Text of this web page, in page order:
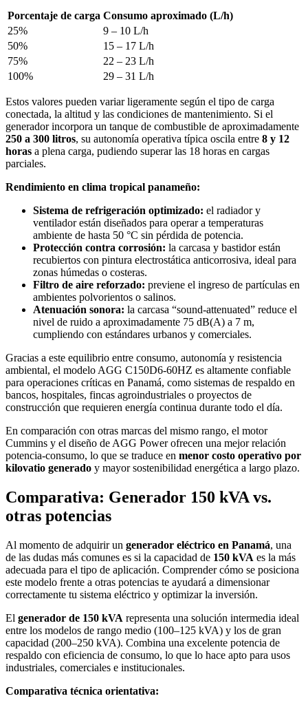
Porcentaje de carga Consumo aproximado (L/h)
25%
9 – 10 L/h
50%
15 – 17 L/h
75%
22 – 23 L/h
100%
29 – 31 L/h
Estos valores pueden variar ligeramente según el tipo de carga
conectada, la altitud y las condiciones de mantenimiento. Si el
generador incorpora un tanque de combustible de aproximadamente
250 a 300 litros, su autonomía operativa típica oscila entre 8 y 12
horas a plena carga, pudiendo superar las 18 horas en cargas
parciales.
Rendimiento en clima tropical panameño:
Sistema de refrigeración optimizado: el radiador y
ventilador están diseñados para operar a temperaturas
ambiente de hasta 50 °C sin pérdida de potencia.
Protección contra corrosión: la carcasa y bastidor están
recubiertos con pintura electrostática anticorrosiva, ideal para
zonas húmedas o costeras.
Filtro de aire reforzado: previene el ingreso de partículas en
ambientes polvorientos o salinos.
Atenuación sonora: la carcasa “sound-attenuated” reduce el
nivel de ruido a aproximadamente 75 dB(A) a 7 m,
cumpliendo con estándares urbanos y comerciales.
Gracias a este equilibrio entre consumo, autonomía y resistencia
ambiental, el modelo AGG C150D6-60HZ es altamente confiable
para operaciones críticas en Panamá, como sistemas de respaldo en
bancos, hospitales, fincas agroindustriales o proyectos de
construcción que requieren energía continua durante todo el día.
En comparación con otras marcas del mismo rango, el motor
Cummins y el diseño de AGG Power ofrecen una mejor relación
potencia-consumo, lo que se traduce en menor costo operativo por
kilovatio generado y mayor sostenibilidad energética a largo plazo.
Comparativa: Generador 150 kVA vs.
otras potencias
Al momento de adquirir un generador eléctrico en Panamá, una
de las dudas más comunes es si la capacidad de 150 kVA es la más
adecuada para el tipo de aplicación. Comprender cómo se posiciona
este modelo frente a otras potencias te ayudará a dimensionar
correctamente tu sistema eléctrico y optimizar la inversión.
El generador de 150 kVA representa una solución intermedia ideal
entre los modelos de rango medio (100–125 kVA) y los de gran
capacidad (200–250 kVA). Combina una excelente potencia de
respaldo con eficiencia de consumo, lo que lo hace apto para usos
industriales, comerciales e institucionales.
Comparativa técnica orientativa: